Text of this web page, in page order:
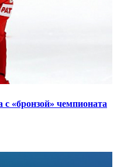
«бронзой» чемпионата